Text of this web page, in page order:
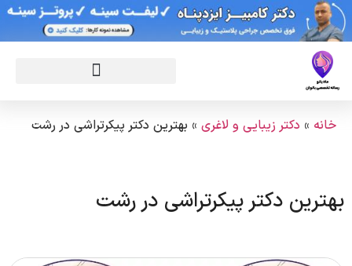
خانه » دکتر زیبایی و لاغری » بهترین دکتر پیکرتراشی در رشت
بهترین دکتر پیکرتراشی در رشت